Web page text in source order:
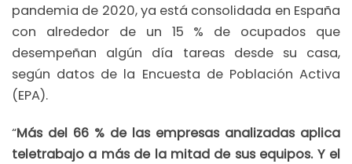
pandemia de 2020, ya está consolidada en España
con alrededor de un 15 % de ocupados que
desempeñan algún día tareas desde su casa,
según datos de la Encuesta de Población Activa
(EPA).
“Más del 66 % de las empresas analizadas aplica
teletrabajo a más de la mitad de sus equipos. Y el